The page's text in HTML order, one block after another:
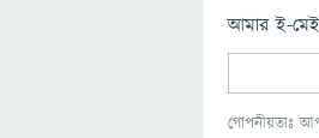
আমার ই-
গোপনীয়তাঃ